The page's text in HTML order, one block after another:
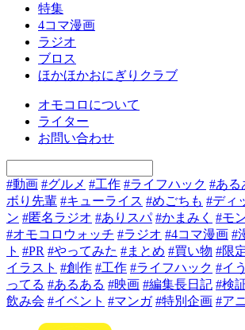
特集
4コマ漫画
ラジオ
ブロス
ほかほかおにぎりクラブ
オモコロについて
ライター
お問い合わせ
#動画 #グルメ #工作 #ライフハック #ある
ボり先輩 #キューライス #めごちも #ディ
ン #匿名ラジオ #ありスパ #かまみく #モ
#オモコロウォッチ #ラジオ #4コマ漫画 #
ト #PR #やってみた #まとめ #買い物 #限
イラスト #創作 #工作 #ライフハック #イ
ってる #あるある #映画 #編集長日記 #検
飲み会 #イベント #マンガ #特別企画 #ア